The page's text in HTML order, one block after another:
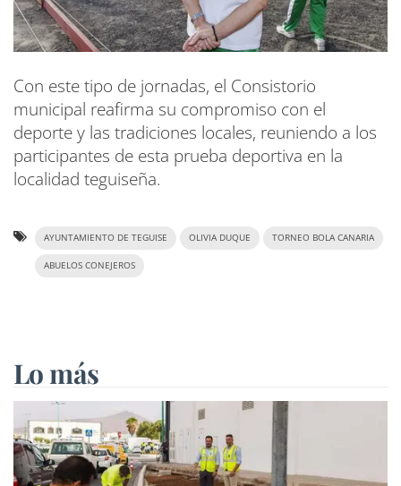
Con este tipo de jornadas, el Consistorio
municipal reafirma su compromiso con el
deporte y las tradiciones locales, reuniendo a los
participantes de esta prueba deportiva en la
localidad teguiseña.
AYUNTAMIENTO DE TEGUISE OLIVIA DUQUE TORNEO BOLA CANARIA
ABUELOS CONEJEROS
Lo más